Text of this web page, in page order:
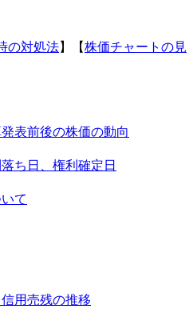
の対処法】【株価チャートの見
表前後の株価の動向
ち日、権利確定日
て
用売残の推移